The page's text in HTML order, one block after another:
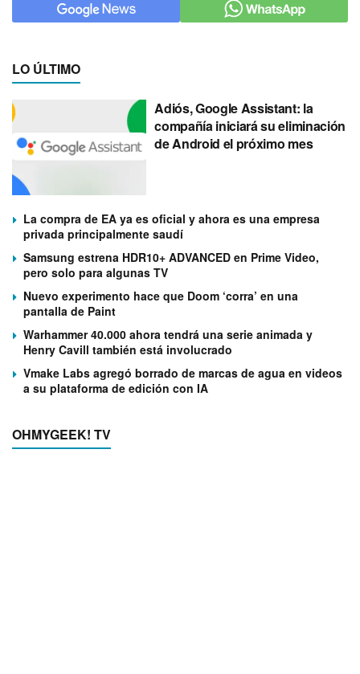
LO ÚLTIMO
Adiós, Google Assistant: la
compañía iniciará su eliminación
de Android el próximo mes
La compra de EA ya es oficial y ahora es una empresa
privada principalmente saudí
Samsung estrena HDR10+ ADVANCED en Prime Video,
pero solo para algunas TV
Nuevo experimento hace que Doom ‘corra’ en una
pantalla de Paint
Warhammer 40.000 ahora tendrá una serie animada y
Henry Cavill también está involucrado
Vmake Labs agregó borrado de marcas de agua en videos
a su plataforma de edición con IA
OHMYGEEK! TV